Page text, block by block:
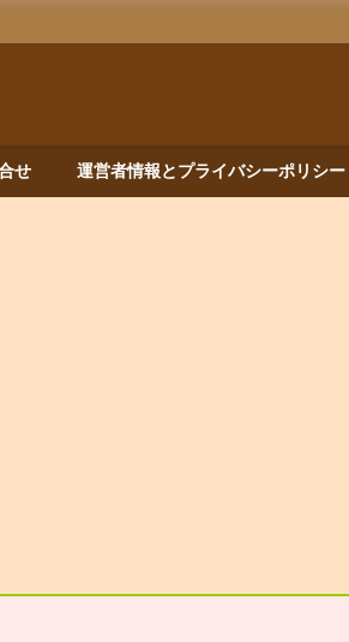
せ 運営者情報とプライバシーポリシー